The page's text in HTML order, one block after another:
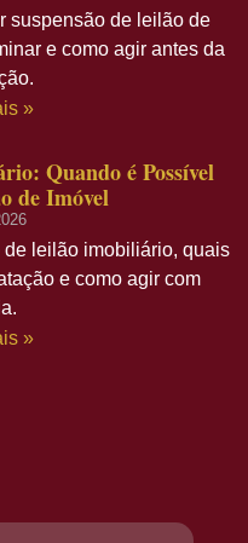
suspensão de leilão de
e como agir antes da
»
Quando é Possível
de Imóvel
leilão imobiliário, quais
e como agir com
»